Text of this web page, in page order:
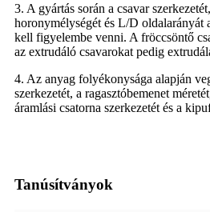
3. A gyártás során a csavar
horonymélységét és L/D oldalarányát
kell figyelembe venni. A fröccsöntő
az extrudáló csavarokat pedig
4. Az anyag folyékonysága alapján
szerkezetét, a ragasztóbemenet
áramlási csatorna szerkezetét és a
Tanúsítványok